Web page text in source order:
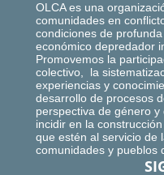
OLCA es una
comunidades en
condiciones de
económico depredador
Promovemos la
colectivo, la
experiencias y
desarrollo de procesos
perspectiva de género
incidir en la
que estén al servicio de
comunidades y pueblos